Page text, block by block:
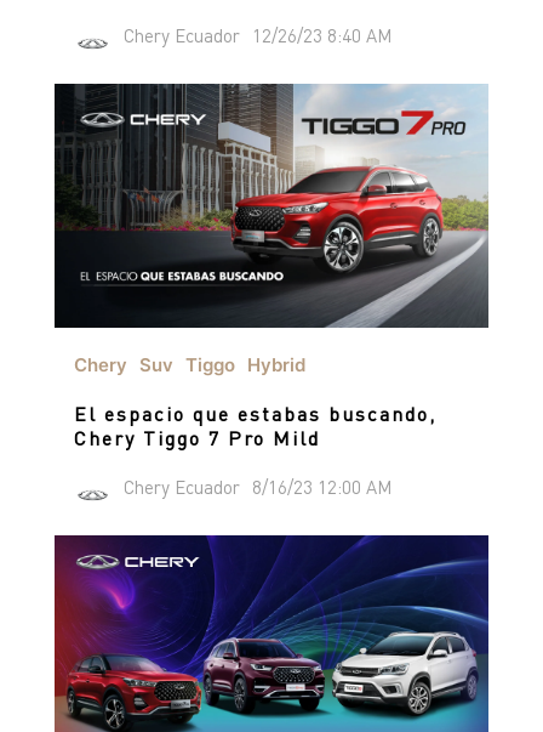
Chery Ecuador 12/26/23 8:40 AM
Chery Suv Tiggo Hybrid
El espacio que estabas buscando,
Chery Tiggo 7 Pro Mild
Chery Ecuador 8/16/23 12:00 AM